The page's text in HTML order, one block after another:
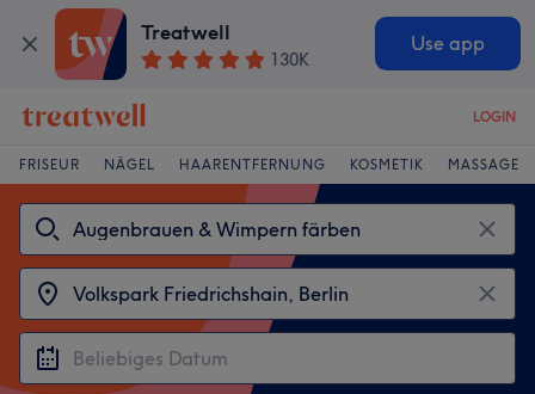
Treatwell
130K
Use app
LOGIN
FRISEUR NÄGEL HAARENTFERNUNG KOSMETIK MASSAGE